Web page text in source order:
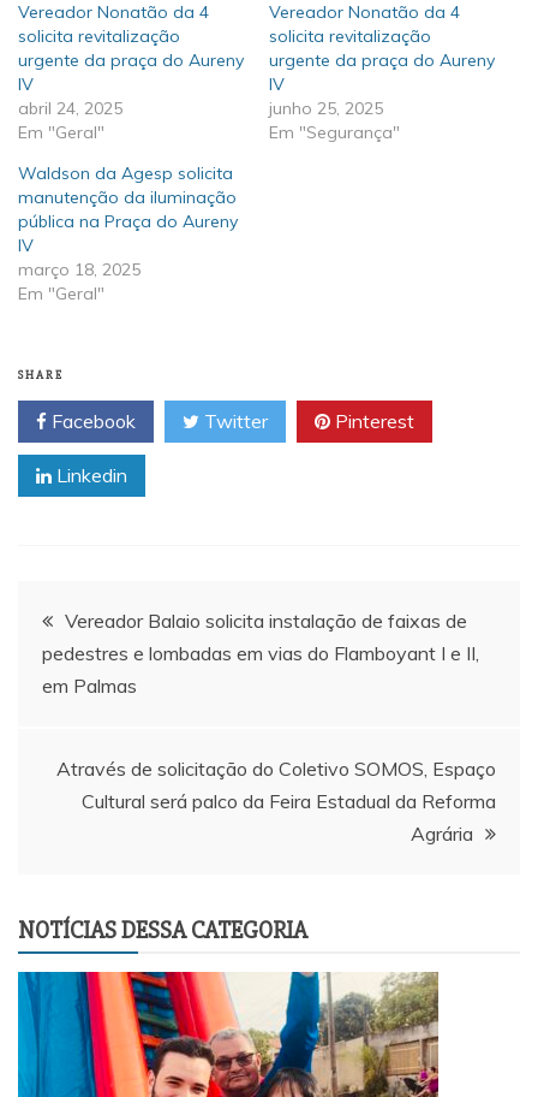
Vereador Nonatão da 4
solicita revitalização
urgente da praça do Aureny
IV
abril 24, 2025
Em "Geral"
Vereador Nonatão da 4
solicita revitalização
urgente da praça do Aureny
IV
junho 25, 2025
Em "Segurança"
Waldson da Agesp solicita
manutenção da iluminação
pública na Praça do Aureny
IV
março 18, 2025
Em "Geral"
SHARE
Facebook Twitter Pinterest
Linkedin
Navegação
de
Vereador Balaio solicita instalação de faixas de
pedestres e lombadas em vias do Flamboyant I e II,
em Palmas
Através de solicitação do Coletivo SOMOS, Espaço
Cultural será palco da Feira Estadual da Reforma
Agrária
NOTÍCIAS DESSA CATEGORIA